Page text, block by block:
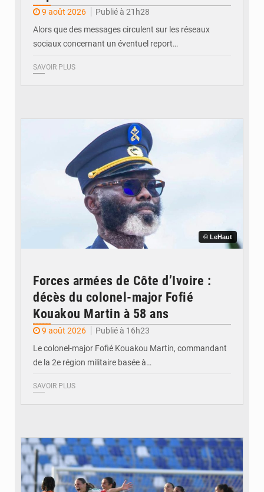
9 août 2026
Publié à 21h28
Alors que des messages circulent sur les réseaux
sociaux concernant un éventuel report…
SAVOIR PLUS
© LeHaut
Forces armées de Côte d’Ivoire :
décès du colonel-major Fofié
Kouakou Martin à 58 ans
9 août 2026
Publié à 16h23
Le colonel-major Fofié Kouakou Martin, commandant
de la 2e région militaire basée à…
SAVOIR PLUS